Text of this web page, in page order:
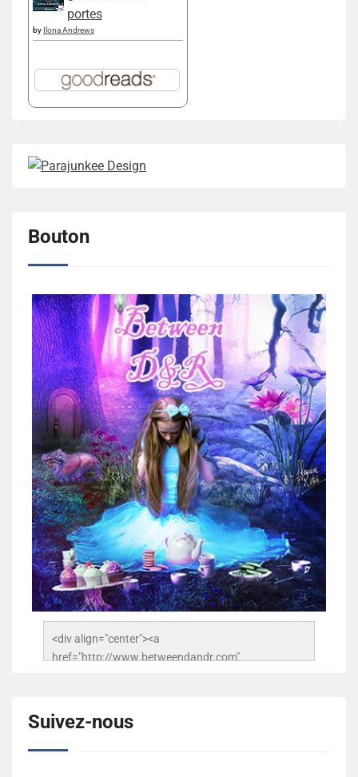
portes
by Ilona Andrews
Bouton
<div align="center"><a
href="http://www.betweendandr.com"
503716673157532-2788222864243652657-n.jpg"
alt="Between D&R" style="border:none;" /></a>
</div>
Suivez-nous